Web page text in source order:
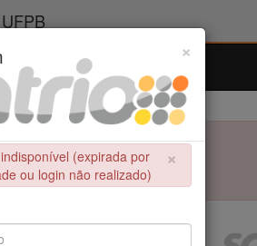
Ferramentas
×
×
(expirada por
ou login não realizado)